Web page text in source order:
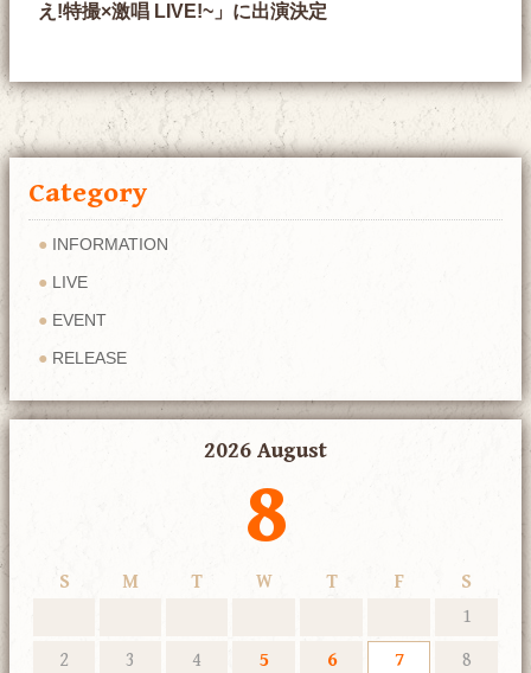
え!特撮×激唱 LIVE!~」に出演決定
Category
INFORMATION
LIVE
EVENT
RELEASE
2026 August
8
S M T W T F
S
1
2
3 4 5 6 7
8